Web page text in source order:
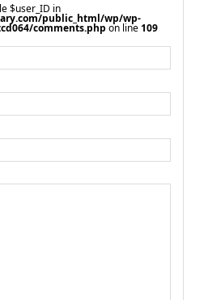
$user_ID in
public_html/wp/wp-
comments.php on line109